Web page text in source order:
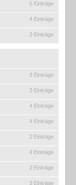
5 Einträge
4 Einträge
3 Einträge
3 Einträge
3 Einträge
4 Einträge
4 Einträge
2 Einträge
4 Einträge
2 Einträge
3 Einträge